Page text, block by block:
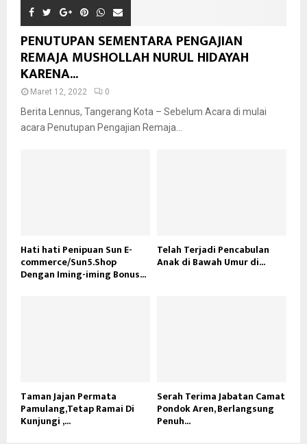
PENUTUPAN SEMENTARA PENGAJIAN
REMAJA MUSHOLLAH NURUL HIDAYAH
KARENA...
Maret 12, 2022 0
Berita Lennus, Tangerang Kota – Sebelum Acara di mulai
acara Penutupan Pengajian Remaja...
Hati hati Penipuan Sun E-
commerce/Sun5.Shop
Dengan Iming-iming Bonus...
Telah Terjadi Pencabulan
Anak di Bawah Umur di...
Taman Jajan Permata
Pamulang,Tetap Ramai Di
Kunjungi ,...
Serah Terima Jabatan Camat
Pondok Aren, Berlangsung
Penuh...